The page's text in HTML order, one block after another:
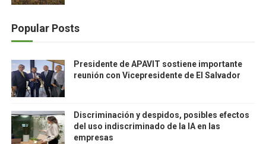
Popular Posts
Presidente de APAVIT sostiene importante
reunión con Vicepresidente de El Salvador
Discriminación y despidos, posibles efectos
del uso indiscriminado de la IA en las
empresas